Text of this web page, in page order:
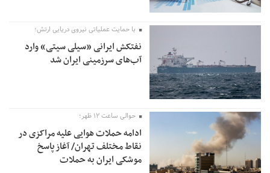
با حمایت عملیاتی نیروی دریایی ارتش؛
نفتکش ایرانی «سیلی سیتی» وارد
آب‌های سرزمینی ایران شد
حوالی ساعت ۱۲ ظهر؛
ادامه حملات هوایی علیه مراکزی در
نقاط مختلف تهران/ آغاز پاسخ
موشکی ایران به حملات